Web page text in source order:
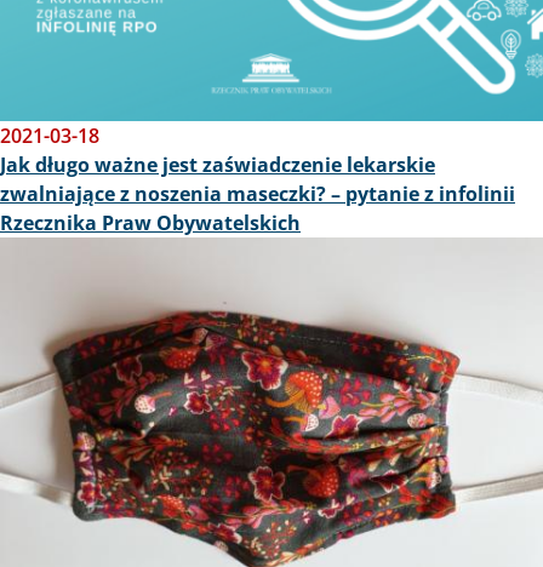
2021-03-18
Jak długo ważne jest zaświadczenie lekarskie
zwalniające z noszenia maseczki? – pytanie z infolinii
Rzecznika Praw Obywatelskich